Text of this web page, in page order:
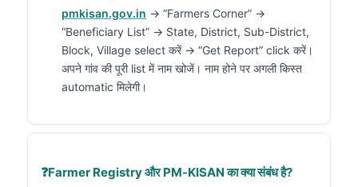
pmkisan.gov.in → “Farmers Corner” →
“Beneficiary List” → State, District, Sub-District,
Block, Village select करें → “Get Report” click करें।
अपने गांव की पूरी list में नाम खोजें। नाम होने पर अगली किस्त
automatic मिलेगी।
Farmer Registry और PM-KISAN का क्या संबंध है?